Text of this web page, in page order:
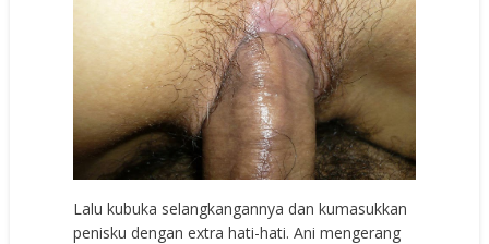
Lalu kubuka selangkangannya dan kumasukkan
penisku dengan extra hati-hati. Ani mengerang